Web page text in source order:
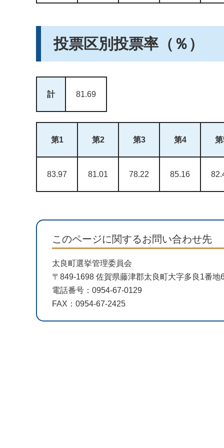
投票区別投票率（％）
計 81.69
第1 第2 第3 第4
83.97 81.01 78.22 85.16
このページに関するお問い合わせ先
太良町選挙管理委員会
〒849-1698 佐賀県藤津郡太良町大字多良1番
電話番号：0954-67-0129
FAX：0954-67-2425